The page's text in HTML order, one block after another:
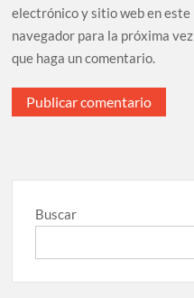
electrónico y sitio web en este
navegador para la próxima vez
que haga un comentario.
Buscar